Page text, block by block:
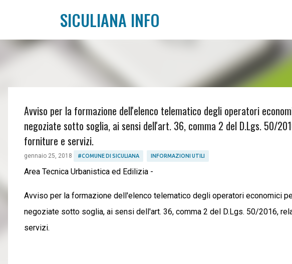
SICULIANA INFO
Avviso per la formazione dell'elenco telematico degli operatori
negoziate sotto soglia, ai sensi dell'art. 36, comma 2 del D.Lgs. 50/
forniture e servizi.
gennaio 25, 2018 #COMUNE DI SICULIANA INFORMAZIONI UTILI
Area Tecnica Urbanistica ed Edilizia -
Avviso per la formazione dell'elenco telematico degli operatori economici
negoziate sotto soglia, ai sensi dell'art. 36, comma 2 del D.Lgs. 50/2016,
servizi.